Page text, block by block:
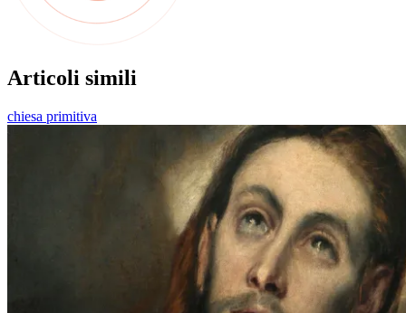
Articoli simili
chiesa primitiva